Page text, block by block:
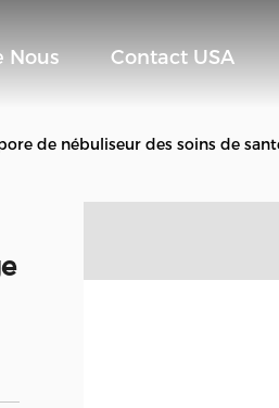
Nous Contact USA
de nébuliseur des soins de